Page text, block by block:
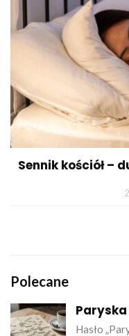
Sennik kościół –
Polecane
Paryska
Hasło